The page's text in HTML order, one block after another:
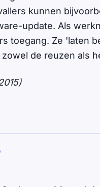
kunnen
update. Als
toegang. Ze 'laten
de reuzen als